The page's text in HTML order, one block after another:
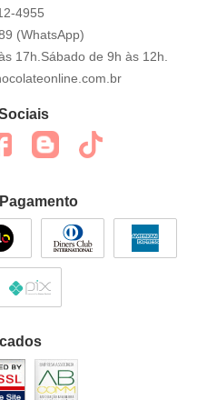
4955
(WhatsApp)
17h.Sábado de 9h às 12h.